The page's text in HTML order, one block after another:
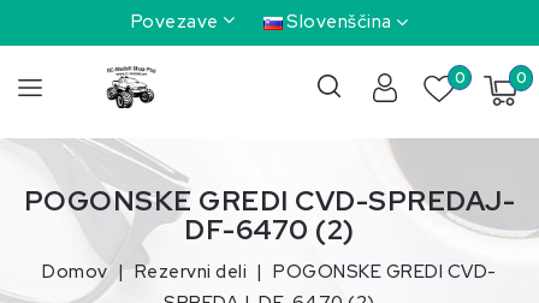
Povezave Slovenščina
0
0
POGONSKE GREDI CVD-SPREDAJ-
DF-6470 (2)
Domov Rezervni deli
POGONSKE GREDI CVD-